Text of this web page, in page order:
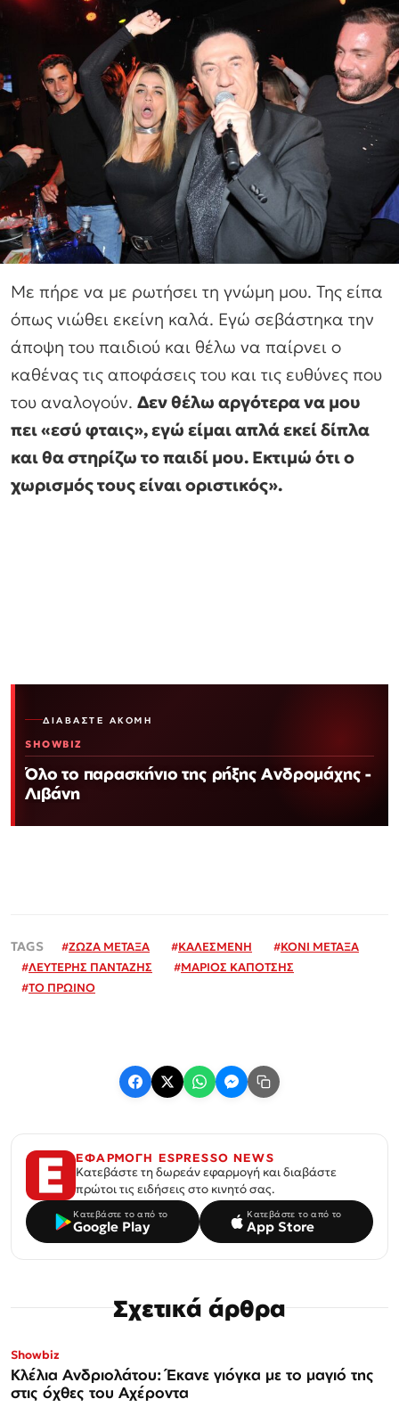
Με πήρε να με ρωτήσει τη γνώμη μου. Της είπα
όπως νιώθει εκείνη καλά. Εγώ σεβάστηκα την
άποψη του παιδιού και θέλω να παίρνει ο
καθένας τις αποφάσεις του και τις ευθύνες που
του αναλογούν. Δεν θέλω αργότερα να μου
πει «εσύ φταις», εγώ είμαι απλά εκεί δίπλα
και θα στηρίζω το παιδί μου. Εκτιμώ ότι ο
χωρισμός τους είναι οριστικός».
ΔΙΑΒΆΣΤΕ ΑΚΌΜΗ
SHOWBIZ
Όλο το παρασκήνιο της ρήξης Ανδρομάχης -
Λιβάνη
#ΖΩΖΑ ΜΕΤΑΞΑ #ΚΑΛΕΣΜΕΝΗ #ΚΟΝΙ ΜΕΤΑΞΑ
#ΛΕΥΤΕΡΗΣ ΠΑΝΤΑΖΗΣ #ΜΑΡΙΟΣ ΚΑΠΟΤΣΗΣ
#ΤΟ ΠΡΩΙΝΟ
ΕΦΑΡΜΟΓΗ ESPRESSO NEWS
Κατεβάστε τη δωρεάν εφαρμογή και διαβάστε
πρώτοι τις ειδήσεις στο κινητό σας.
Κατεβάστε το από το
Google Play
Κατεβάστε το από το
App Store
Σχετικά άρθρα
Showbiz
Κλέλια Ανδριολάτου: Έκανε γιόγκα με το μαγιό της
στις όχθες του Αχέροντα